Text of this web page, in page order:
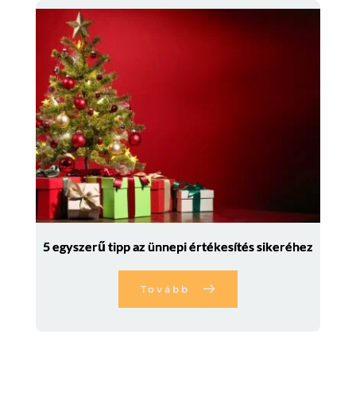
5 egyszerű tipp az ünnepi értékesítés sikeréhez
Tovább